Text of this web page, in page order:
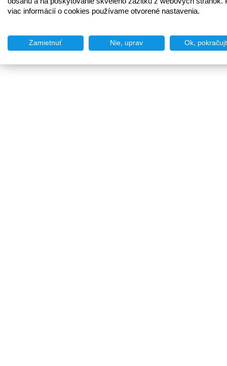
viac informácií o cookies používame otvorené nastavenia.
Zamietnuť Nie, uprav Ok,